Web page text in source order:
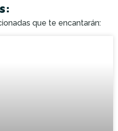
que te encantarán: